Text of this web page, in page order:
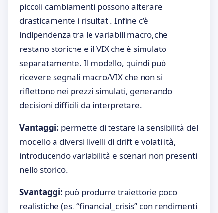
piccoli cambiamenti possono alterare
drasticamente i risultati. Infine c’è
indipendenza tra le variabili macro,che
restano storiche e il VIX che è simulato
separatamente. Il modello, quindi può
ricevere segnali macro/VIX che non si
riflettono nei prezzi simulati, generando
decisioni difficili da interpretare.
Vantaggi: permette di testare la sensibilità del
modello a diversi livelli di drift e volatilità,
introducendo variabilità e scenari non presenti
nello storico.
Svantaggi: può produrre traiettorie poco
realistiche (es. “financial_crisis” con rendimenti